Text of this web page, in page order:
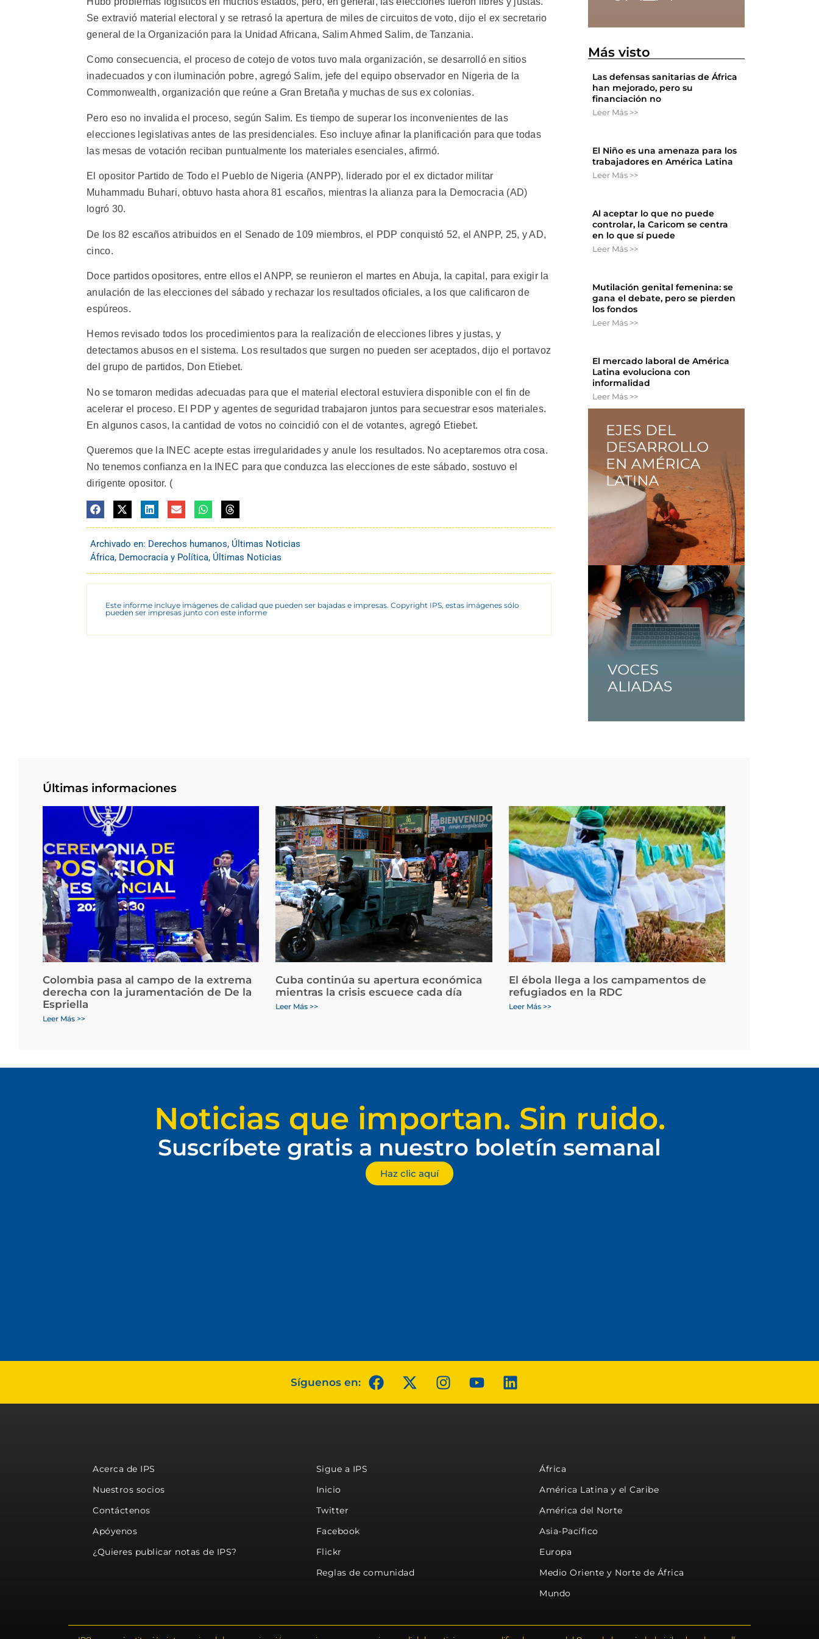
Se extravió material electoral y se retrasó la apertura de miles de circuitos de voto, dijo el ex secretario
general de la Organización para la Unidad Africana, Salim Ahmed Salim, de Tanzania.
Como consecuencia, el proceso de cotejo de votos tuvo mala organización, se desarrolló en sitios
inadecuados y con iluminación pobre, agregó Salim, jefe del equipo observador en Nigeria de la
Commonwealth, organización que reúne a Gran Bretaña y muchas de sus ex colonias.
Pero eso no invalida el proceso, según Salim. Es tiempo de superar los inconvenientes de las
elecciones legislativas antes de las presidenciales. Eso incluye afinar la planificación para que todas
las mesas de votación reciban puntualmente los materiales esenciales, afirmó.
El opositor Partido de Todo el Pueblo de Nigeria (ANPP), liderado por el ex dictador militar
Muhammadu Buhari, obtuvo hasta ahora 81 escaños, mientras la alianza para la Democracia (AD)
logró 30.
De los 82 escaños atribuidos en el Senado de 109 miembros, el PDP conquistó 52, el ANPP, 25, y AD,
cinco.
Doce partidos opositores, entre ellos el ANPP, se reunieron el martes en Abuja, la capital, para exigir la
anulación de las elecciones del sábado y rechazar los resultados oficiales, a los que calificaron de
espúreos.
Hemos revisado todos los procedimientos para la realización de elecciones libres y justas, y
detectamos abusos en el sistema. Los resultados que surgen no pueden ser aceptados, dijo el portavoz
del grupo de partidos, Don Etiebet.
No se tomaron medidas adecuadas para que el material electoral estuviera disponible con el fin de
acelerar el proceso. El PDP y agentes de seguridad trabajaron juntos para secuestrar esos materiales.
En algunos casos, la cantidad de votos no coincidió con el de votantes, agregó Etiebet.
Queremos que la INEC acepte estas irregularidades y anule los resultados. No aceptaremos otra cosa.
No tenemos confianza en la INEC para que conduzca las elecciones de este sábado, sostuvo el
dirigente opositor. (
Archivado en: Derechos humanos, Últimas Noticias
África, Democracia y Política, Últimas Noticias
Este informe incluye imágenes de calidad que pueden ser bajadas e impresas. Copyright IPS, estas imágenes sólo
pueden ser impresas junto con este informe
Más visto
Las defensas sanitarias de África
han mejorado, pero su
financiación no
Leer Más >>
El Niño es una amenaza para los
trabajadores en América Latina
Leer Más >>
Al aceptar lo que no puede
controlar, la Caricom se centra
en lo que sí puede
Leer Más >>
Mutilación genital femenina: se
gana el debate, pero se pierden
los fondos
Leer Más >>
El mercado laboral de América
Latina evoluciona con
informalidad
Leer Más >>
Últimas informaciones
Colombia pasa al campo de la extrema
derecha con la juramentación de De la
Espriella
Leer Más >>
Cuba continúa su apertura económica
mientras la crisis escuece cada día
Leer Más >>
El ébola llega a los campamentos de
refugiados en la RDC
Leer Más >>
Noticias que importan. Sin ruido.
Suscríbete gratis a nuestro boletín semanal
Haz clic aquí
Síguenos en:
Acerca de IPS
Nuestros socios
Contáctenos
Apóyenos
¿Quieres publicar notas de IPS?
Sigue a IPS
Inicio
Twitter
Facebook
Flickr
Reglas de comunidad
África
América Latina y el Caribe
América del Norte
Asia-Pacífico
Europa
Medio Oriente y Norte de África
Mundo